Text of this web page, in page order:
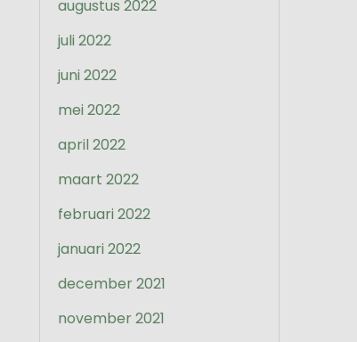
augustus 2022
juli 2022
juni 2022
mei 2022
april 2022
maart 2022
februari 2022
januari 2022
december 2021
november 2021